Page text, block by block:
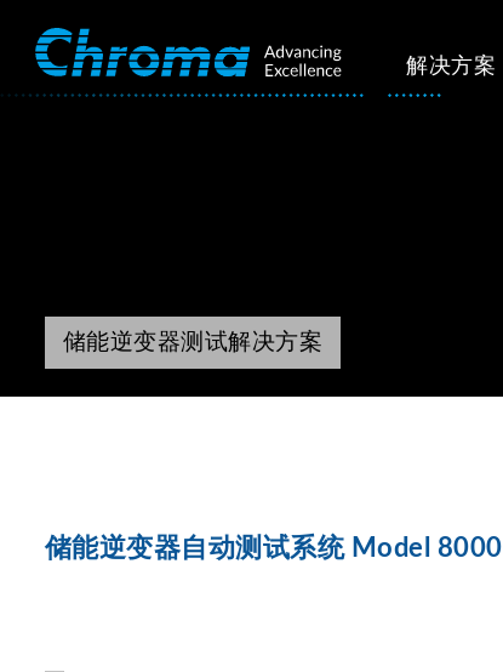
解决方案
储能逆变器测试解决方案
储能逆变器自动测试系统 Model 8000